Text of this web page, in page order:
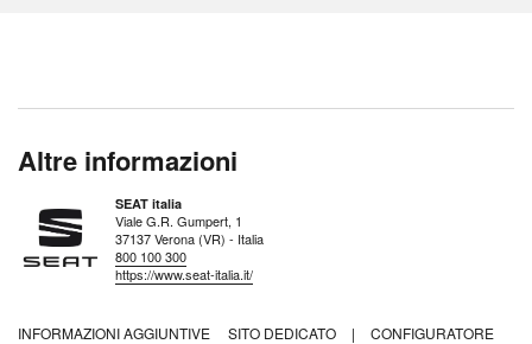
Altre informazioni
SEAT italia
Viale G.R. Gumpert, 1
37137 Verona (VR) - Italia
800 100 300
https://www.seat-italia.it/
INFORMAZIONI AGGIUNTIVE SITO DEDICATO |
CONFIGURATORE